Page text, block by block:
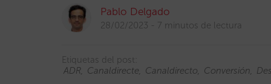
Pablo Delgado
28/02/2023 7 minutos de lectura
Etiquetas del post:
ADR
Canaldirecte Canaldirecto Conversión